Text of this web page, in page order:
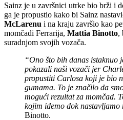
Sainz je u završnici utrke bio brži i
ga je propustio kako bi Sainz
McLarenu i na kraju završio kao
momčadi Ferrarija, Mattia Binotto,
suradnjom svojih vozača.
“Ono što bih danas istaknuo
pokazali naši vozači jer
propustiti Carlosa koji je bio
gumama. To je značilo da
mogući rezultat za momčad.
kojim idemo dok nastavljamo
Binotto.